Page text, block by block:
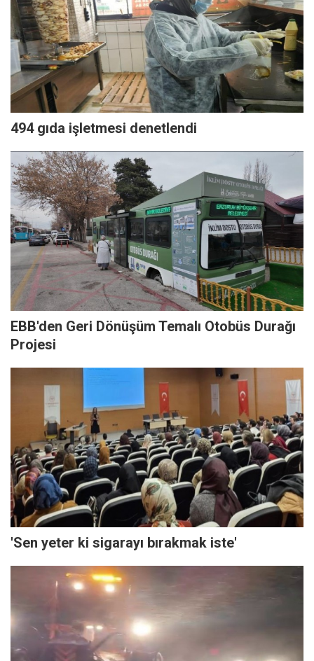
494 gıda işletmesi denetlendi
EBB'den Geri Dönüşüm Temalı Otobüs Durağı
Projesi
'Sen yeter ki sigarayı bırakmak iste'